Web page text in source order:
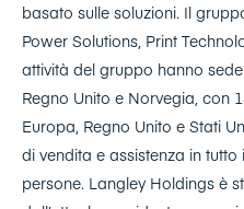
basato sulle soluzioni. Il
Power Solutions, Print
attività del gruppo hanno
Regno Unito e Norvegia, con
Europa, Regno Unito e Stati
di vendita e assistenza in
persone. Langley Holdings è